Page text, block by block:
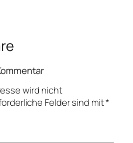
wird nicht
Felder sind mit*